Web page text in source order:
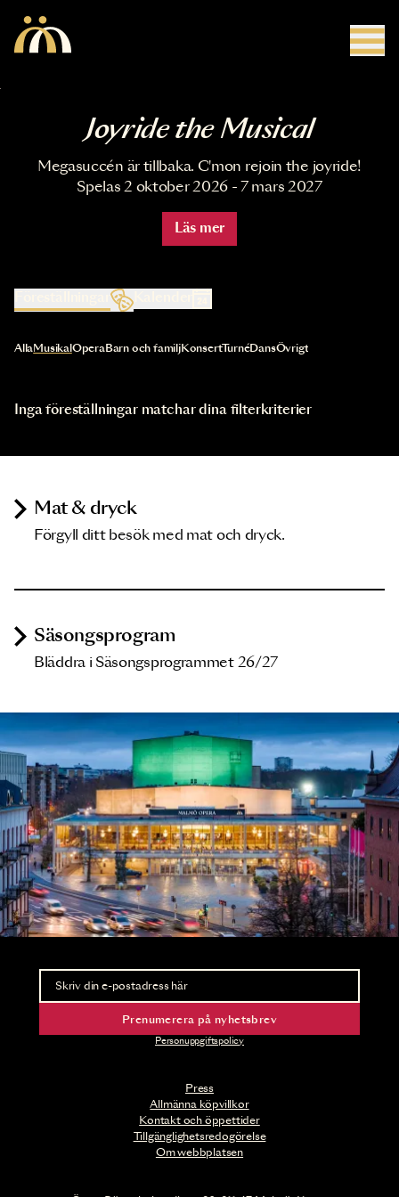
Joyride the Musical
Megasuccén är tillbaka. C'mon rejoin the joyride!
Spelas 2 oktober 2026 - 7 mars 2027
Läs mer
Kalender
Val av kategori uppdaterar innehållet automatiskt
AllaMusikal OperaBarn och familjKonsertTurnéDansÖvrigt
Inga föreställningar matchar dina filterkriterier
Mat & dryck
Förgyll ditt besök med mat och dryck.
Säsongsprogram
Bläddra i Säsongsprogrammet 26/27
Press
Allmänna köpvillkor
Kontakt och öppettider
Tillgänglighetsredogörelse
Om webbplatsen
Nyhetsbrev
Ta del av förhandsinformation och biljettsläpp.
Prenumerera på nyhetsbrev
Personuppgiftspolicy